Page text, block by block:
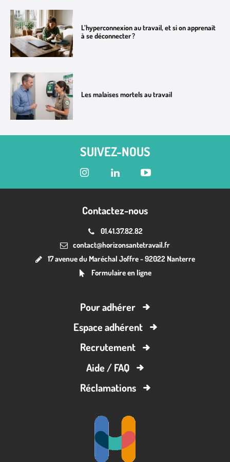
L’hyperconnexion au travail, et si on apprenait
à se déconnecter ?
Les malaises mortels au travail
SUIVEZ-NOUS
Contactez-nous
01.41.37.82.82
contact@horizonsantetravail.fr
17 avenue du Maréchal Joffre - 92022 Nanterre
Formulaire en ligne
Pour adhérer
Espace adhérent
Recrutement
Aide / FAQ
Réclamations